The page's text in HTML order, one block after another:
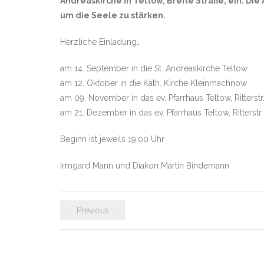
um die Seele zu stärken.
Herzliche Einladung…
am 14. September in die St. Andreaskirche Teltow
am 12. Oktober in die Kath. Kirche Kleinmachnow
am 09. November in das ev. Pfarrhaus Teltow, Ritterstr.
am 21. Dezember in das ev. Pfarrhaus Teltow, Ritterstr.
Beginn ist jeweils 19:00 Uhr
Irmgard Mann und Diakon Martin Bindemann
Previous